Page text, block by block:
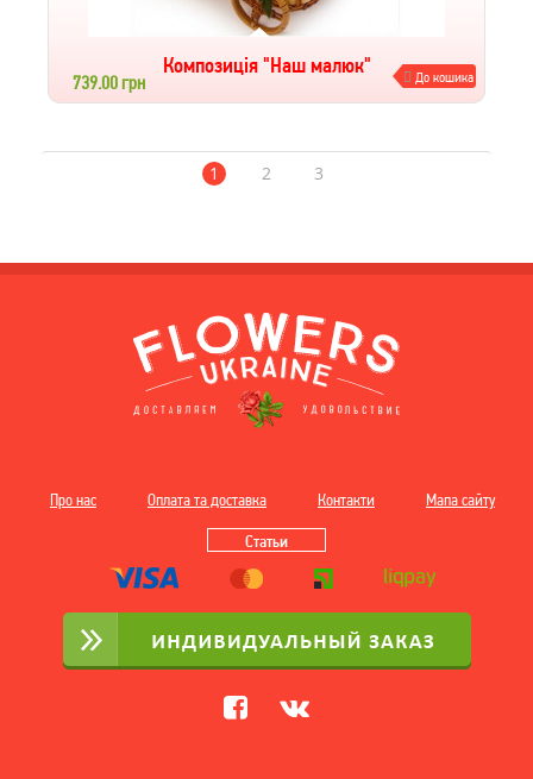
Композиція "Наш малюк"
739.00 грн До кошика
1 2 3
Про нас Оплата та доставка Контакти Мапа сайту
Статьи